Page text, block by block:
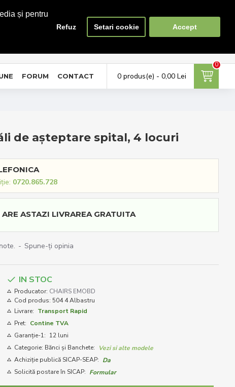
și pentru
Refuz Setari cookie Accept
Favorite Compara
0
FORUM CONTACT 0 produs(e) - 0,00 Lei
0
de așteptare spital, 4 locuri
0720.865.728
ASTAZI LIVRAREA GRATUITA
- Spune-ţi opinia
IN STOC
Producator: CHAIRS EMOBD
Cod produs: 504 4 Albastru
Livrare: Transport Rapid
Pret: Contine TVA
Garanție-1: 12 luni
Categorie: Bănci și Banchete:
Vezi si alte modele
Achiziție publică SICAP-SEAP: Da
Solicită postare în SICAP: Formular